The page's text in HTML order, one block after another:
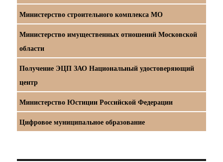
Министерство строительного комплекса МО
Министерство имущественных отношений Московской
области
Получение ЭЦП ЗАО Национальный удостоверяющий
центр
Министерство Юстиции Российской Федерации
Цифровое муниципальное образование